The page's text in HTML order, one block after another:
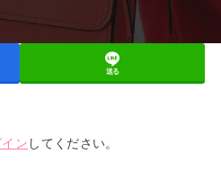
送る
イン してください。